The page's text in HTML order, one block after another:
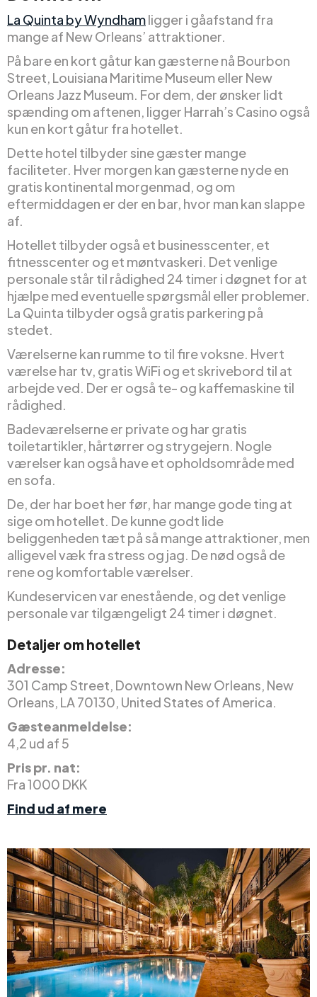
La Quinta by Wyndhamligger i gåafstand fra
mange af New Orleans’ attraktioner.
På bare en kort gåtur kan gæsterne nå Bourbon
Street, Louisiana Maritime Museum eller New
Orleans Jazz Museum. For dem, der ønsker lidt
spænding om aftenen, ligger Harrah’s Casino også
kun en kort gåtur fra hotellet.
Dette hotel tilbyder sine gæster mange
faciliteter. Hver morgen kan gæsterne nyde en
gratis kontinental morgenmad, og om
eftermiddagen er der en bar, hvor man kan slappe
af.
Hotellet tilbyder også et businesscenter, et
fitnesscenter og et møntvaskeri. Det venlige
personale står til rådighed 24 timer i døgnet for at
hjælpe med eventuelle spørgsmål eller problemer.
La Quinta tilbyder også gratis parkering på
stedet.
Værelserne kan rumme to til fire voksne. Hvert
værelse har tv, gratis WiFi og et skrivebord til at
arbejde ved. Der er også te- og kaffemaskine til
rådighed.
Badeværelserne er private og har gratis
toiletartikler, hårtørrer og strygejern. Nogle
værelser kan også have et opholdsområde med
en sofa.
De, der har boet her før, har mange gode ting at
sige om hotellet. De kunne godt lide
beliggenheden tæt på så mange attraktioner, men
alligevel væk fra stress og jag. De nød også de
rene og komfortable værelser.
Kundeservicen var enestående, og det venlige
personale var tilgængeligt 24 timer i døgnet.
Detaljer om hotellet
Adresse:
301 Camp Street, Downtown New Orleans, New
Orleans, LA 70130, United States of America.
Gæsteanmeldelse:
4,2 ud af 5
Pris pr. nat:
Fra 1000 DKK
Find ud af mere